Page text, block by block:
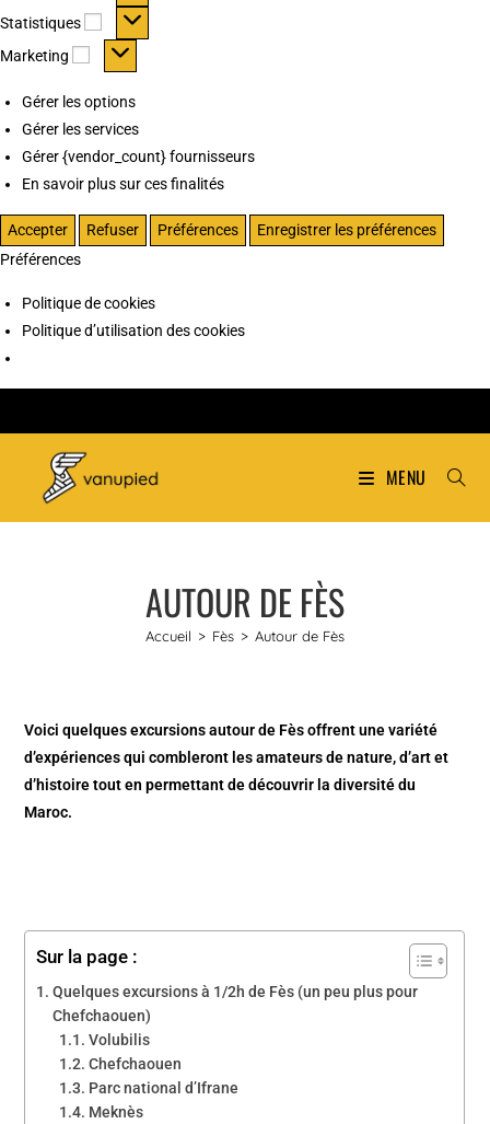
Statistiques Statistiques
Marketing Marketing
Gérer les options
Gérer les services
Gérer {vendor_count} fournisseurs
En savoir plus sur ces finalités
Accepter Refuser Préférences
Enregistrer les préférences
Préférences
Politique de cookies
Politique d’utilisation des cookies
MENU
AUTOUR DE FÈS
Accueil > Fès > Autour de Fès
Voici quelques excursions autour de Fès offrent une variété
d’expériences qui combleront les amateurs de nature, d’art et
d’histoire tout en permettant de découvrir la diversité du
Maroc.
Sur la page :
Quelques excursions à 1/2h de Fès (un peu plus pour
Chefchaouen)
Volubilis
Chefchaouen
Parc national d’Ifrane
Meknès